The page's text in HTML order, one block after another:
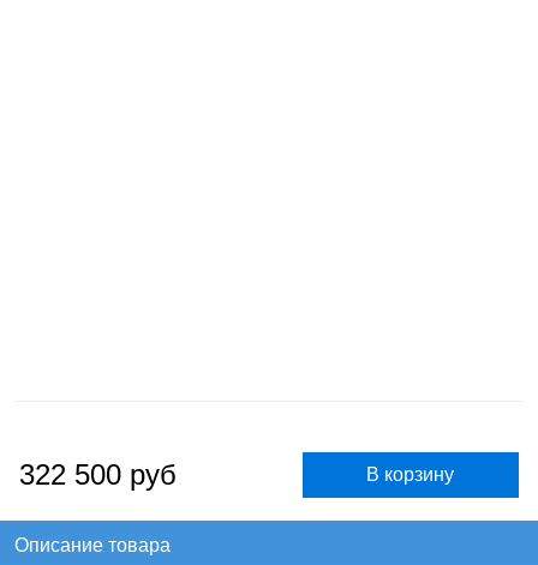
322 500 руб
Описание товара